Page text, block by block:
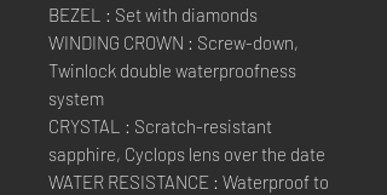
BEZEL : Set with diamonds
WINDING CROWN : Screw-down,
Twinlock double waterproofness
system
CRYSTAL : Scratch-resistant
sapphire, Cyclops lens over the date
WATER RESISTANCE : Waterproof to